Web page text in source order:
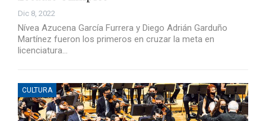
Dic 8, 2022
Nívea Azucena García Furrera y Diego Adrián Garduño
Martínez fueron los primeros en cruzar la meta en
licenciatura…
CULTURA